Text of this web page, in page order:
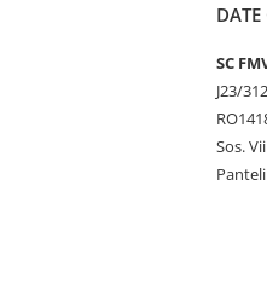
SC
J23/
Sos.